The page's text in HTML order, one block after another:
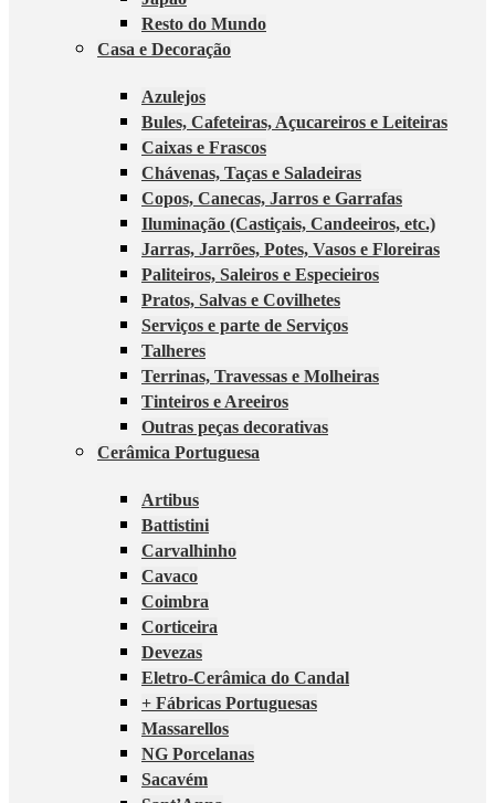
Resto do Mundo
Casa e Decoração
Azulejos
Bules, Cafeteiras, Açucareiros e Leiteiras
Caixas e Frascos
Chávenas, Taças e Saladeiras
Copos, Canecas, Jarros e Garrafas
Iluminação (Castiçais, Candeeiros, etc.)
Jarras, Jarrões, Potes, Vasos e Floreiras
Paliteiros, Saleiros e Especieiros
Pratos, Salvas e Covilhetes
Serviços e parte de Serviços
Talheres
Terrinas, Travessas e Molheiras
Tinteiros e Areeiros
Outras peças decorativas
Cerâmica Portuguesa
Artibus
Battistini
Carvalhinho
Cavaco
Coimbra
Corticeira
Devezas
Eletro-Cerâmica do Candal
+ Fábricas Portuguesas
Massarellos
NG Porcelanas
Sacavém